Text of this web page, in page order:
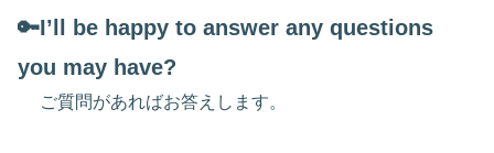
🔑I’ll be happy to answer any questions
you may have?
ご質問があればお答えします。